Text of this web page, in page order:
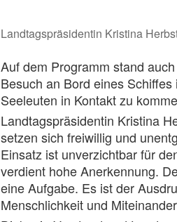
Landtagspräsidentin Kristina
Auf dem Programm stand
Besuch an Bord eines
Seeleuten in Kontakt zu
Landtagspräsidentin Kristina
setzen sich freiwillig und
Einsatz ist unverzichtbar für
verdient hohe Anerkennung.
eine Aufgabe. Es ist der
Menschlichkeit und